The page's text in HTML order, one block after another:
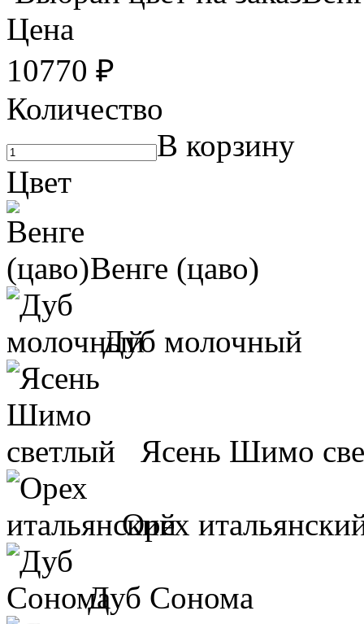
Цена
10770 ₽
Количество
В корзину
Цвет
Венге (цаво)
Дуб молочный
Ясень Шимо
Орех
Дуб Сонома